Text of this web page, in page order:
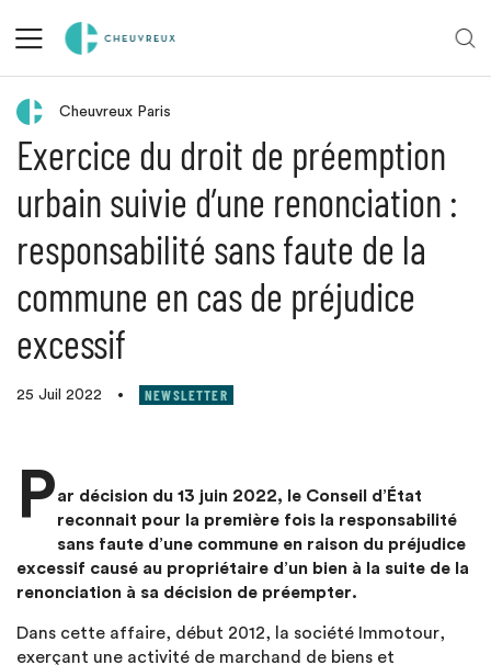
Retour aux actualités
Cheuvreux Paris
Exercice du droit de préemption
urbain suivie d’une renonciation :
responsabilité sans faute de la
commune en cas de préjudice
excessif
25 Juil 2022 • NEWSLETTER
Par décision du 13 juin 2022, le Conseil d’État
reconnait pour la première fois la responsabilité
sans faute d’une commune en raison du préjudice
excessif causé au propriétaire d’un bien à la suite de la
renonciation à sa décision de préempter.
Dans cette affaire, début 2012, la société Immotour,
exerçant une activité de marchand de biens et